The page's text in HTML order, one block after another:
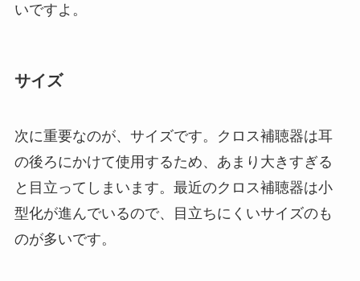
いですよ。
サイズ
次に重要なのが、サイズです。クロス補聴器は耳
の後ろにかけて使用するため、あまり大きすぎる
と目立ってしまいます。最近のクロス補聴器は小
型化が進んでいるので、目立ちにくいサイズのも
のが多いです。